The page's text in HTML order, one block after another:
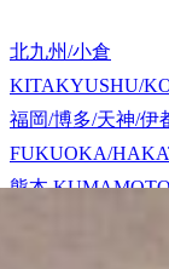
北九州/小倉
KITAKYUSHU/
福岡/博多/天神/伊
FUKUOKA/
熊本